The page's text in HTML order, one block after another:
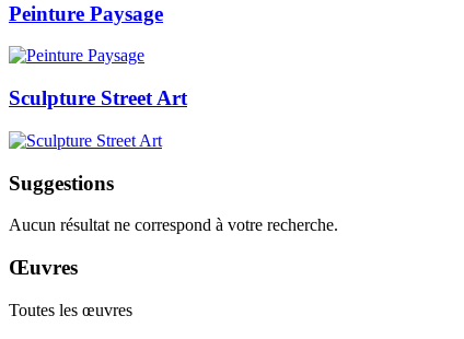
Peinture Paysage
Sculpture Street Art
Suggestions
Aucun résultat ne correspond à votre recherche.
Œuvres
Toutes les œuvres